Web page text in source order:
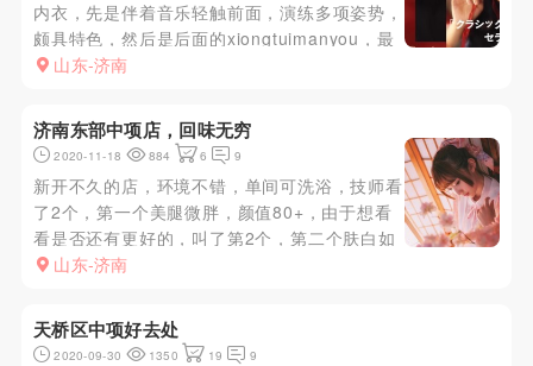
内衣，先是伴着音乐轻触前面，演练多项姿势，
颇具特色，然后是后面的xiongtuimanyou，最
后口或手出，技师服务态度很好，值得体验。
山东-济南
济南东部中项店，回味无穷
2020-11-18 884 6 9
新开不久的店，环境不错，单间可洗浴，技师看
了2个，第一个美腿微胖，颜值80+，由于想看
看是否还有更好的，叫了第2个，第二个肤白如
玉，娇小靓丽，留下。莞式流程，细节不表，服
山东-济南
天桥区中项好去处
2020-09-30 1350 19 9